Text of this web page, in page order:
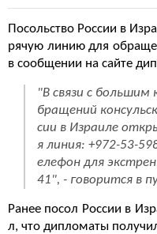
Посольство России в
рячую линию для
в сообщении на сайте
"В связи с
бращений
сии в Израиле
я линия: +972-53-
елефон для
41", - говорится в
Ранее посол России в
л, что дипломаты